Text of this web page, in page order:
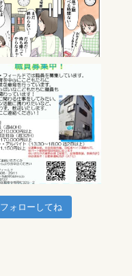
フォローしてね